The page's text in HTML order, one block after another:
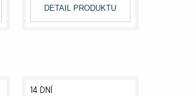
DETAIL PRODUKTU
14 DNÍ